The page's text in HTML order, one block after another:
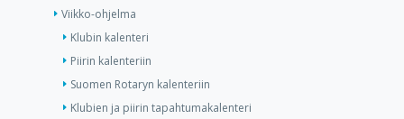
Viikko-ohjelma
Klubin kalenteri
Piirin kalenteriin
Suomen Rotaryn kalenteriin
Klubien ja piirin tapahtumakalenteri